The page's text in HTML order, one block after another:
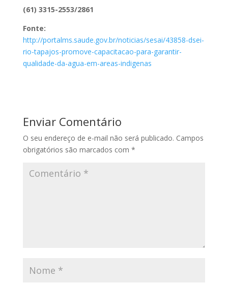
(61) 3315-2553/2861
Fonte:
http://portalms.saude.gov.br/noticias/sesai/43858-dsei-
rio-tapajos-promove-capacitacao-para-garantir-
qualidade-da-agua-em-areas-indigenas
Enviar Comentário
O seu endereço de e-mail não será publicado. Campos
obrigatórios são marcados com *